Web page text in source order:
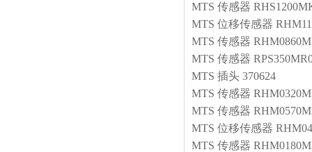
MTS 传感器
MTS 位移传感器
MTS 传感器
MTS 传感器
MTS 插头 370624
MTS 传感器
MTS 传感器
MTS 位移传感器
MTS 传感器